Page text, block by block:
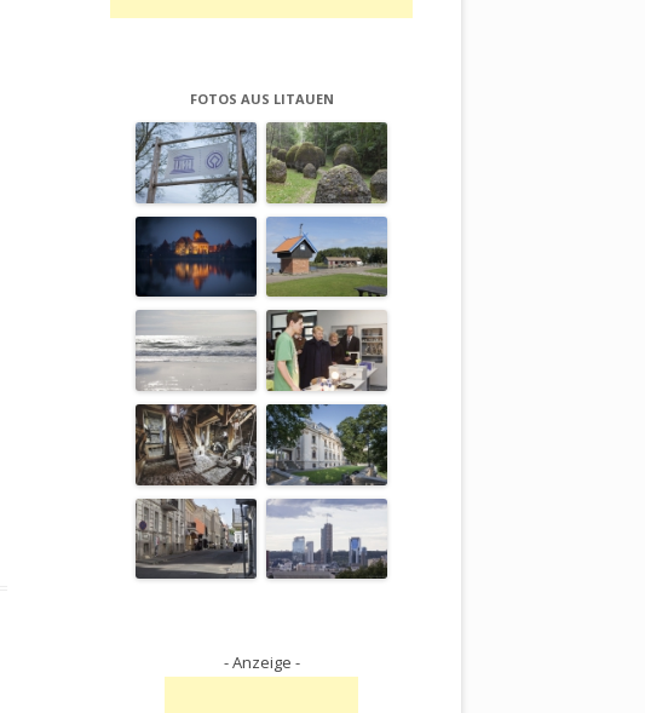
FOTOS AUS LITAUEN
- Anzeige -